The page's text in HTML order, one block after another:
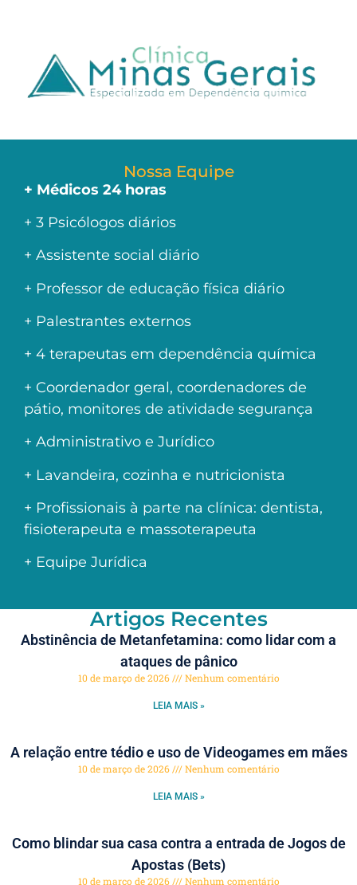
Nossa Equipe
+ Médicos 24 horas
+ 3 Psicólogos diários
+ Assistente social diário
+ Professor de educação física diário
+ Palestrantes externos
+ 4 terapeutas em dependência química
+ Coordenador geral, coordenadores de
pátio, monitores de atividade segurança
+ Administrativo e Jurídico
+ Lavandeira, cozinha e nutricionista
+ Profissionais à parte na clínica: dentista,
fisioterapeuta e massoterapeuta
+ Equipe Jurídica
Artigos Recentes
Abstinência de Metanfetamina: como lidar com a
ataques de pânico
10 de março de 2026 Nenhum comentário
LEIA MAIS »
A relação entre tédio e uso de Videogames em mães
10 de março de 2026 Nenhum comentário
LEIA MAIS »
Como blindar sua casa contra a entrada de Jogos de
Apostas (Bets)
10 de março de 2026 Nenhum comentário